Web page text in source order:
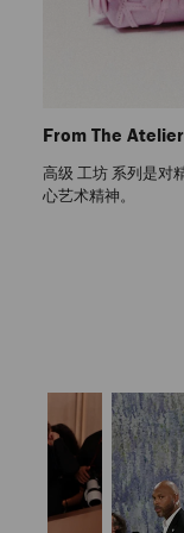
From The Atelier
高级 工坊 系列是对
心艺术精神。